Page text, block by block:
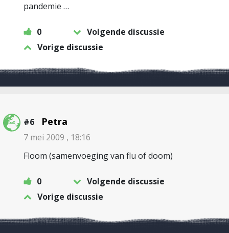
pandemie …
0
Volgende discussie
Vorige discussie
#6 Petra
7 mei 2009 , 18:16
Floom (samenvoeging van flu of doom)
0
Volgende discussie
Vorige discussie